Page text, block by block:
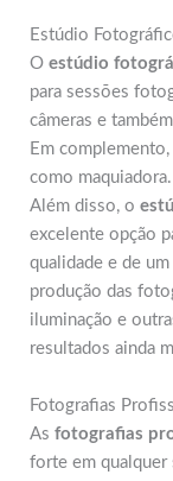
Estúdio
O estúdio
para sessões
câmeras e
Em
como maquiadora.
Além disso, o
excelente opção
qualidade e de
produção das
iluminação e
resultados ainda
Fotografias
As fotografias
forte em qualquer